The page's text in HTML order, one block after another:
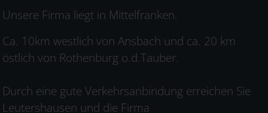
Unsere Firma liegt in Mittelfranken.
Ca. 10km westlich von Ansbach und ca. 20 km
östlich von Rothenburg o.d.Tauber.
Durch eine gute Verkehrsanbindung erreichen Sie
Leutershausen und die Firma